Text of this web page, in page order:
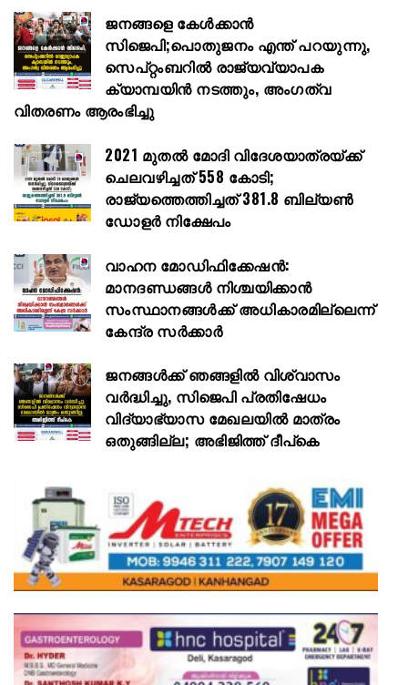
ജനങ്ങളെ കേൾക്കാൻ
സിജെപി;പൊതുജനം എന്ത് പറയുന്നു,
സെപ്റ്റംബറിൽ രാജ്യവ്യാപക
ക്യാമ്പയിൻ നടത്തും, അംഗത്വ
വിതരണം ആരംഭിച്ചു
2021 മുതൽ മോദി വിദേശയാത്രയ്ക്ക്
ചെലവഴിച്ചത് 558 കോടി;
രാജ്യത്തെത്തിച്ചത് 381.8 ബില്യൺ
ഡോളർ നിക്ഷേപം
വാഹന മോഡിഫിക്കേഷൻ:
മാനദണ്ഡങ്ങൾ നിശ്ചയിക്കാൻ
സംസ്ഥാനങ്ങൾക്ക് അധികാരമില്ലെന്ന്
കേന്ദ്ര സർക്കാർ
ജനങ്ങൾക്ക് ഞങ്ങളിൽ വിശ്വാസം
വർദ്ധിച്ചു, സിജെപി പ്രതിഷേധം
വിദ്യാഭ്യാസ മേഖലയിൽ മാത്രം
ഒതുങ്ങില്ല; അഭിജിത്ത് ദീപ്കെ